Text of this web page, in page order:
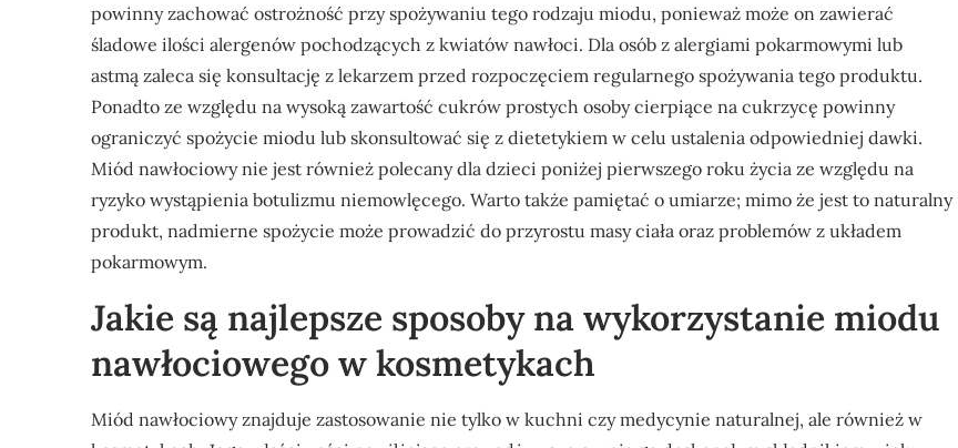
powinny zachować ostrożność przy spożywaniu tego rodzaju miodu, ponieważ może on zawierać
śladowe ilości alergenów pochodzących z kwiatów nawłoci. Dla osób z alergiami pokarmowymi lub
astmą zaleca się konsultację z lekarzem przed rozpoczęciem regularnego spożywania tego produktu.
Ponadto ze względu na wysoką zawartość cukrów prostych osoby cierpiące na cukrzycę powinny
ograniczyć spożycie miodu lub skonsultować się z dietetykiem w celu ustalenia odpowiedniej dawki.
Miód nawłociowy nie jest również polecany dla dzieci poniżej pierwszego roku życia ze względu na
ryzyko wystąpienia botulizmu niemowlęcego. Warto także pamiętać o umiarze; mimo że jest to naturalny
produkt, nadmierne spożycie może prowadzić do przyrostu masy ciała oraz problemów z układem
pokarmowym.
Jakie są najlepsze sposoby na wykorzystanie miodu
nawłociowego w kosmetykach
Miód nawłociowy znajduje zastosowanie nie tylko w kuchni czy medycynie naturalnej, ale również w